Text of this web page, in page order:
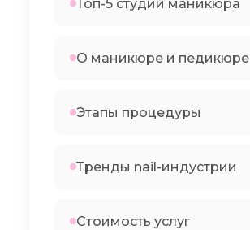
Топ-5 студий маникюра
О маникюре и педикюре
Этапы процедуры
Тренды nail-индустрии
Стоимость услуг